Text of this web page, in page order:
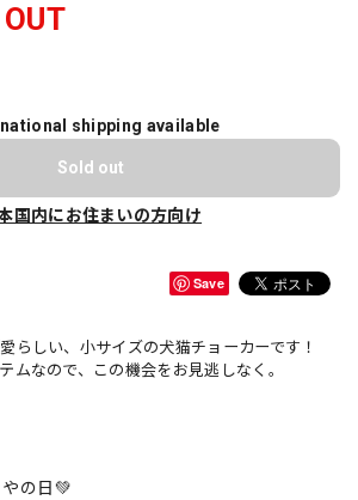
shipping available
Sold out
国内にお住まいの方向け
Save
らしい、小サイズの犬猫チョーカーです！
ムなので、この機会をお見逃しなく。
の日💚